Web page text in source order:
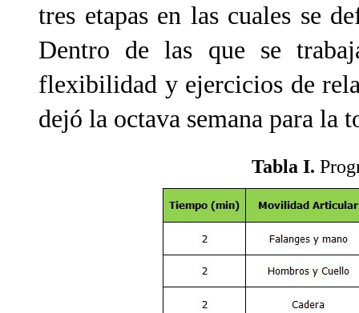
tres etapas en las cuales se
Dentro de las que se
flexibilidad y ejercicios de
dejó la octava semana para la
Tabla I.